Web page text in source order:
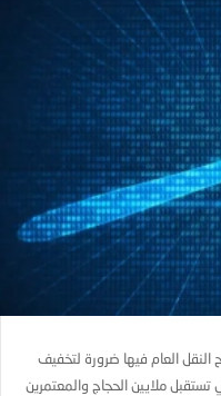
النقل العام فيها ضرورة لتخفيف
ملايين الحجاج والمعتمرين